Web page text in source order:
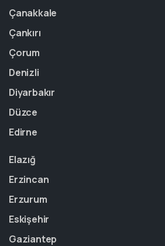
Çanakkale
Çankırı
Çorum
Denizli
Diyarbakır
Düzce
Edirne
Elazığ
Erzincan
Erzurum
Eskişehir
Gaziantep